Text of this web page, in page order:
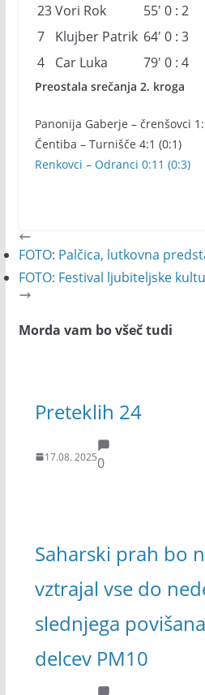
23Vori Rok 55′ 0 : 2
7
Klujber Patrik 64′ 0 : 3
4
Car Luka 79′ 0 : 4
Preostala srečanja 2. kroga
Panonija Gaberje – črenšovci
Čentiba – Turnišče 4:1 (0:1)
Renkovci – Odranci 0:11 (0:3)
FOTO: Palčica, lutkovna
FOTO: Festival ljubiteljske
Morda vam bo všeč tudi
Preteklih 24
17.08. 20250
Saharski prah bo
vztrajal vse do
slednjega
delcev PM10